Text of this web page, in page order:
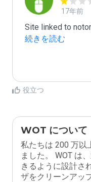
17年前
Site linked to
続きを読む
役立つ
WOT について
私たちは 200 万以
ました。 WOT は
きるように設計さ
ザをクリーンアッ